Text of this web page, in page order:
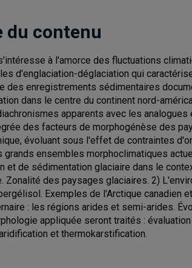
du contenu
à l'amorce des fluctuations
d'englaciation-déglaciation qui
des enregistrements sédimentaires
dans le centre du continent nord-
apparents avec les
des facteurs de morphogénèse des
évoluant sous l'effet de contraintes
grands ensembles morphoclimatiques
et de sédimentation glaciaire dans le
Zonalité des paysages glaciaires. 2)
Exemples de l'Arctique canadien
: les régions arides et semi-arides.
appliquée seront traités :
et thermokarstification.